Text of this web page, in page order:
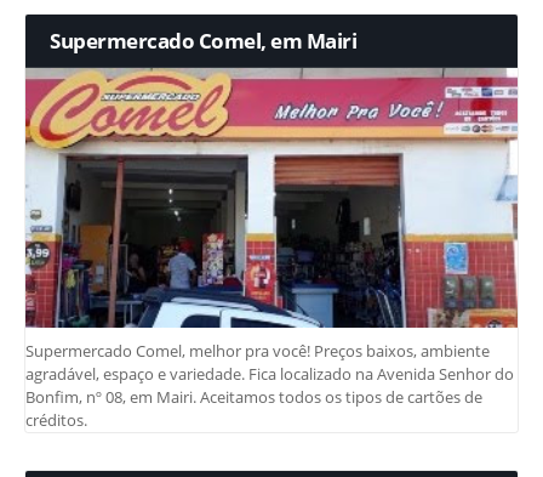
Supermercado Comel, em Mairi
Supermercado Comel, melhor pra você! Preços baixos, ambiente
agradável, espaço e variedade. Fica localizado na Avenida Senhor do
Bonfim, nº 08, em Mairi. Aceitamos todos os tipos de cartões de
créditos.